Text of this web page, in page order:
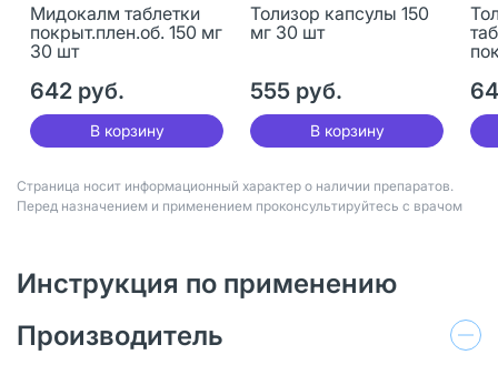
Мидокалм таблетки
покрыт.плен.об. 150 мг
30 шт
642 руб.
В корзину
Толизор капсулы 150
мг 30 шт
555 руб.
В корзину
Страница носит информационный характер о наличии препаратов.
Перед назначением и применением проконсультируйтесь с врачом
Инструкция по применению
Производитель